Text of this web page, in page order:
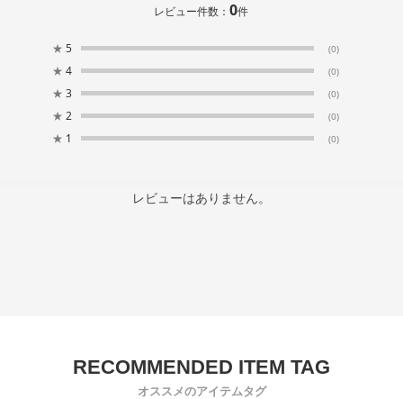
レビュー件数：0件
★ 5 (0)
★ 4 (0)
★ 3 (0)
★ 2 (0)
★ 1 (0)
レビューはありません。
オススメのアイテムタグ